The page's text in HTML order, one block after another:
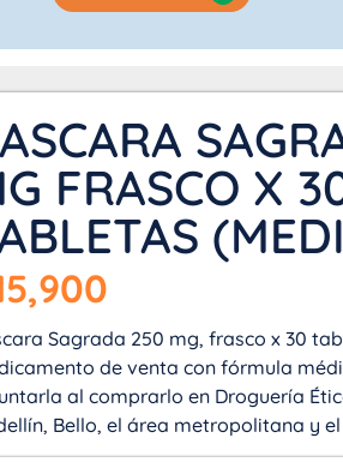
FRASCO X
Sagrada 250 mg, frasco x 30
de venta con fórmula
al comprarlo en Droguería
Bello, el área metropolitana y